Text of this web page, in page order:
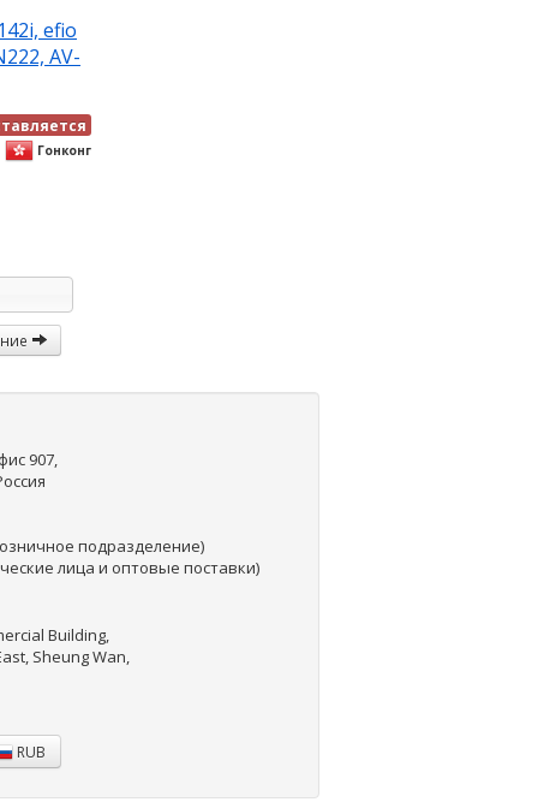
efio
AV-
Гонконг
907,
подразделение)
лица и оптовые поставки)
Building,
Sheung Wan,
RUB